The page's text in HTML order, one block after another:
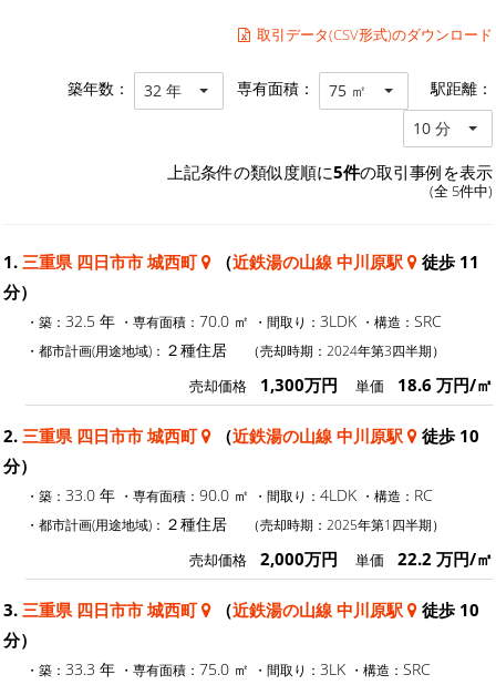
取引データ(CSV形式)のダウンロード
築年数： 32 年 専有面積： 75 ㎡ 駅距離：
10 分
上記条件の類似度順に5件の取引事例を表示
(全 5件中)
1. 三重県 四日市市 城西町 （近鉄湯の山線 中川原駅
徒歩 11
分）
・築： 32.5 年 ・専有面積： 70.0 ㎡ ・間取り： 3LDK ・構造： SRC
・都市計画(用途地域)： ２種住居 （売却時期：2024年第3四半期）
売却価格 1,300万円 単価 18.6 万円/㎡
2. 三重県 四日市市 城西町 （近鉄湯の山線 中川原駅
徒歩 10
分）
・築： 33.0 年 ・専有面積： 90.0 ㎡ ・間取り： 4LDK ・構造： RC
・都市計画(用途地域)： ２種住居 （売却時期：2025年第1四半期）
売却価格 2,000万円 単価 22.2 万円/㎡
3. 三重県 四日市市 城西町 （近鉄湯の山線 中川原駅
徒歩 10
分）
・築： 33.3 年 ・専有面積： 75.0 ㎡ ・間取り： 3LK ・構造： SRC